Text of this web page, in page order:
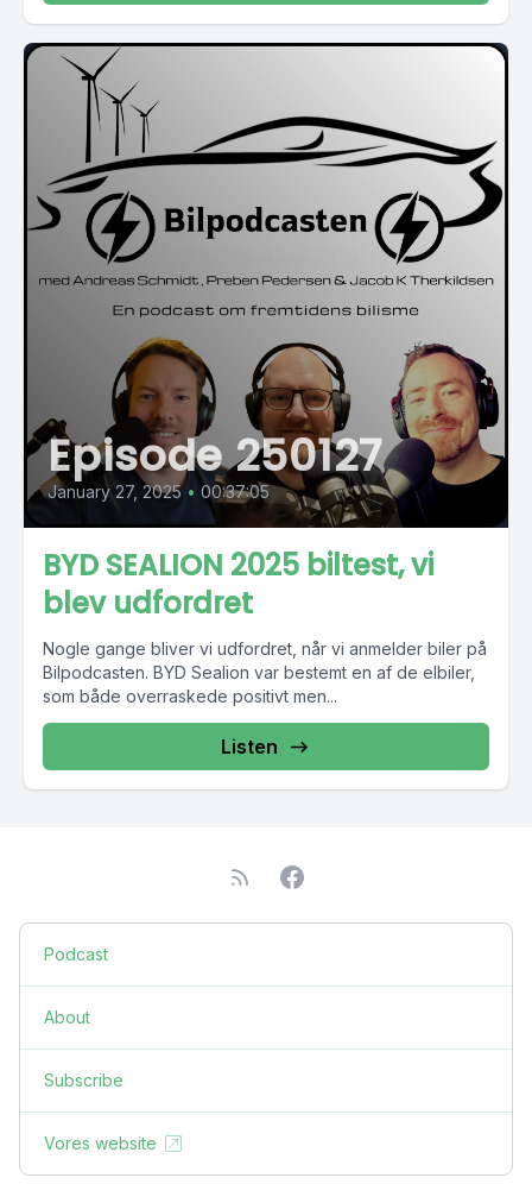
Episode 250127
January 27, 2025 • 00:37:05
BYD SEALION 2025 biltest, vi
blev udfordret
Nogle gange bliver vi udfordret, når vi anmelder biler på
Bilpodcasten. BYD Sealion var bestemt en af de elbiler,
som både overraskede positivt men...
Listen
Podcast
About
Subscribe
Vores website